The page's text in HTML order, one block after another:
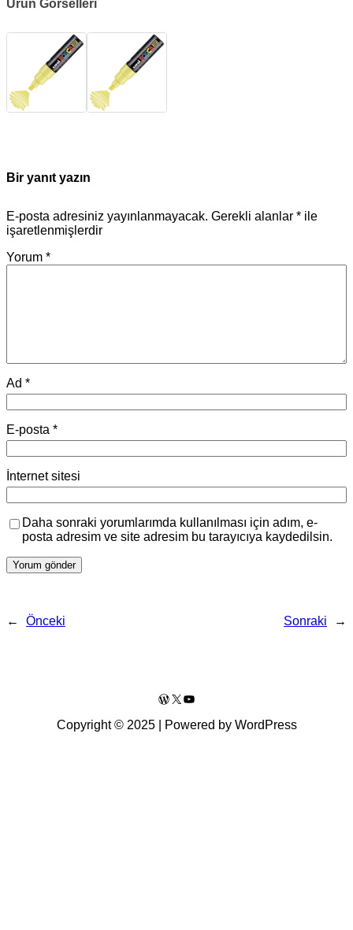
Ürün Görselleri
Bir yanıt yazın
E-posta adresiniz yayınlanmayacak. Gerekli alanlar * ile
işaretlenmişlerdir
Yorum *
Ad *
E-posta *
İnternet sitesi
Daha sonraki yorumlarımda kullanılması için adım, e-
posta adresim ve site adresim bu tarayıcıya kaydedilsin.
← Önceki Sonraki →
WordPress
X YouTube
Copyright © 2025 | Powered by WordPress